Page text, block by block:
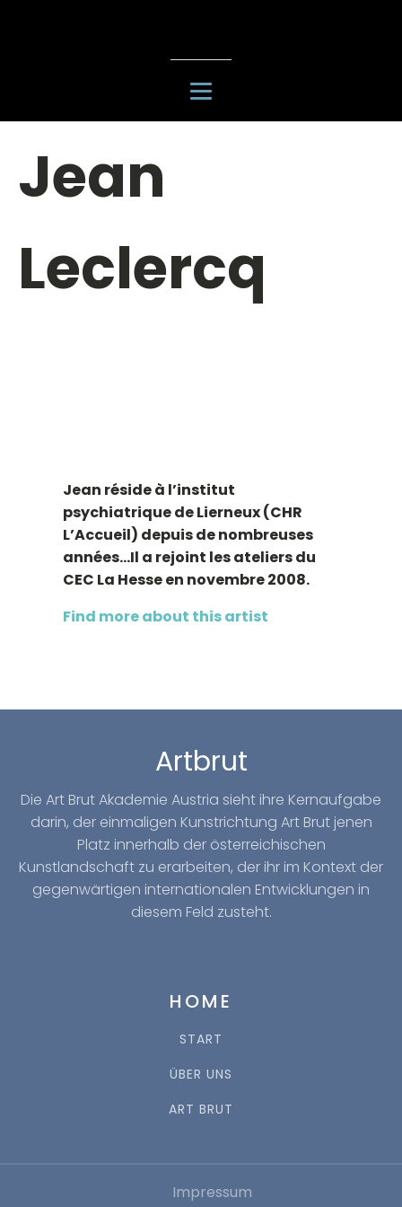
Jean
Leclercq
Jean réside à l’institut
psychiatrique de Lierneux (CHR
L’Accueil) depuis de nombreuses
années…Il a rejoint les ateliers du
CEC La Hesse en novembre 2008.
Find more about this artist
Artbrut
Die Art Brut Akademie Austria sieht ihre Kernaufgabe
darin, der einmaligen Kunstrichtung Art Brut jenen
Platz innerhalb der österreichischen
Kunstlandschaft zu erarbeiten, der ihr im Kontext der
gegenwärtigen internationalen Entwicklungen in
diesem Feld zusteht.
HOME
START
ÜBER UNS
ART BRUT
Impressum